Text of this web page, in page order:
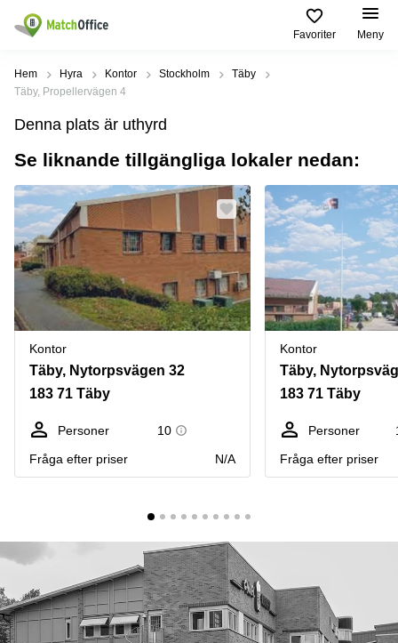
Favoriter Meny
Hyra / hyra ut
Kategorier
Kontor
Kontorshotell
Coworking
space
Lagerlokaler
Industrilokaler
Butikslokaler
Verkstad
Mötesrum
kontor
Populära
Städer
Stockholm
Göteborg
Malmö
Uppsala
Norrköping
Östermalm
Skåne
Älvsjö
Vasastan
Populära
sökningar
Kontorshotell
Stockholm
Hyra lokal
Stockholm
Kontorshotell
Göteborg
Coworking
Stockholm
Kontorshotell
Malmö
Coworking
Malmö
Lediga
Lediga
lokaler
Hägersten
Hjälp
Om oss
Bli hyresvärd
Pris
Logga in
Hem Hyra Kontor Stockholm
Täby
Täby, Propellervägen 4
Denna plats är uthyrd
Se liknande tillgängliga lokaler nedan:
Kontor
Täby, Nytorpsvägen 32
183 71 Täby
Personer
10
Fråga efter priser
N/A
Kontor
Täby,
183 71 Täby
Personer
Fråga efter priser